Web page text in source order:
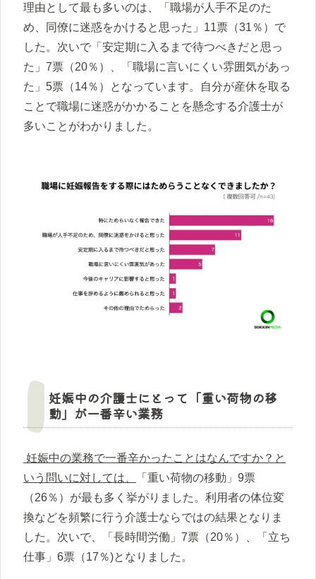
理由として最も多いのは、「職場が人手不足のた
め、同僚に迷惑をかけると思った」11票（31％）で
した。次いで「安定期に入るまで待つべきだと思っ
た」7票（20％）、「職場に言いにくい雰囲気があっ
た」5票（14％）となっています。自分が産休を取る
ことで職場に迷惑がかかることを懸念する介護士が
多いことがわかりました。
妊娠中の介護士にとって「重い荷物の移
動」が一番辛い業務
妊娠中の業務で一番辛かったことはなんですか？と
いう問いに対しては、
「重い荷物の移動」9票
（26％）が最も多く挙がりました。利用者の体位変
換などを頻繁に行う介護士ならではの結果となりま
した。次いで、「長時間労働」7票（20％）、「立ち
仕事」6票（17％)となりました。